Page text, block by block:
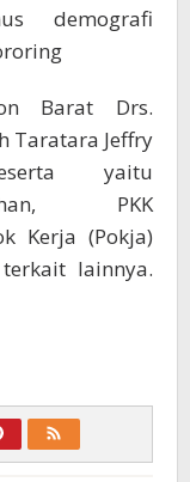
demografi
Barat Drs.
Taratara Jeffry
yaitu
PKK
Kerja (Pokja)
lainnya.